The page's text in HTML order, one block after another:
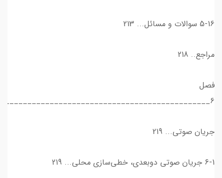
5-16 سوالات و مسائل... 213
مراجع.. 218
فصل
6_______________________________________________
جریان صوتی... 219
6-1 جریان صوتی دوبعدی، خطی‌سازی محلی... 219